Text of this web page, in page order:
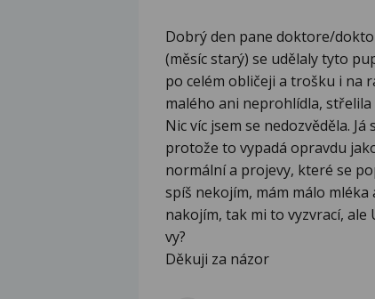
Dobrý den pane doktore/
(měsíc starý) se udělaly tyto
po celém obličeji a trošku i na
malého ani neprohlídla, střelila
Nic víc jsem se nedozvěděla.
protože to vypadá opravdu
normální a projevy, které se
spíš nekojím, mám málo mléka
nakojím, tak mi to vyzvrací, ale
vy?
Děkuji za názor